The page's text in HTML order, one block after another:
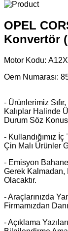
OPEL
Konvertör
Motor Kodu:
Oem Numarası:
- Ürünlerimiz
Kalıplar Halinde
Durum Söz
- Kullandığımız
Çin Malı Ürünler
- Emisyon
Gerek Kalmadan,
Olacaktır.
- Araçlarınızda
Firmamızdan
- Açıklama